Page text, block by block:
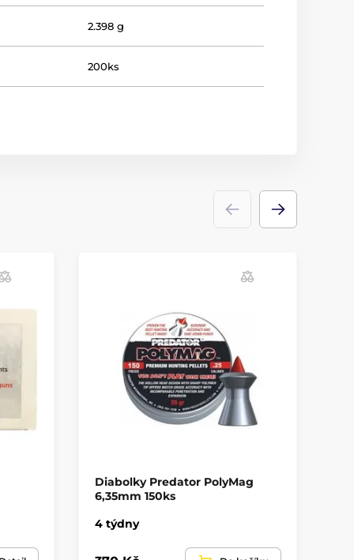
2.398 g
200ks
Diabolky Predator PolyMag
6,35mm 150ks
4 týdny